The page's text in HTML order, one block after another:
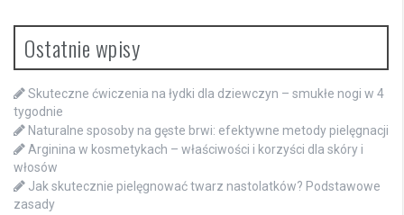
Ostatnie wpisy
Skuteczne ćwiczenia na łydki dla dziewczyn – smukłe nogi w 4
tygodnie
Naturalne sposoby na gęste brwi: efektywne metody pielęgnacji
Arginina w kosmetykach – właściwości i korzyści dla skóry i
włosów
Jak skutecznie pielęgnować twarz nastolatków? Podstawowe
zasady